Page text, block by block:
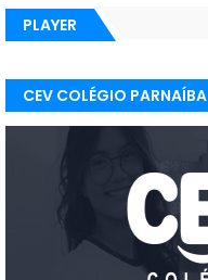
PLAYER
CEV COLÉGIO PARNAÍBA